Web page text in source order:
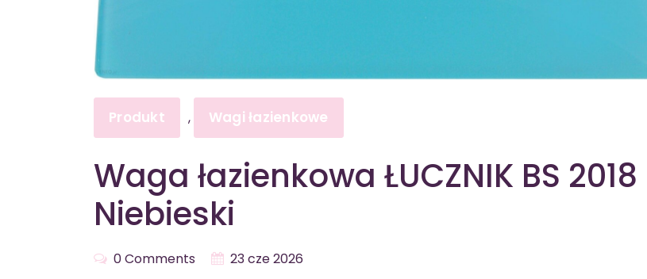
Produkt , Wagi łazienkowe
Waga łazienkowa ŁUCZNIK BS 2018
Niebieski
0 Comments 23 cze 2026